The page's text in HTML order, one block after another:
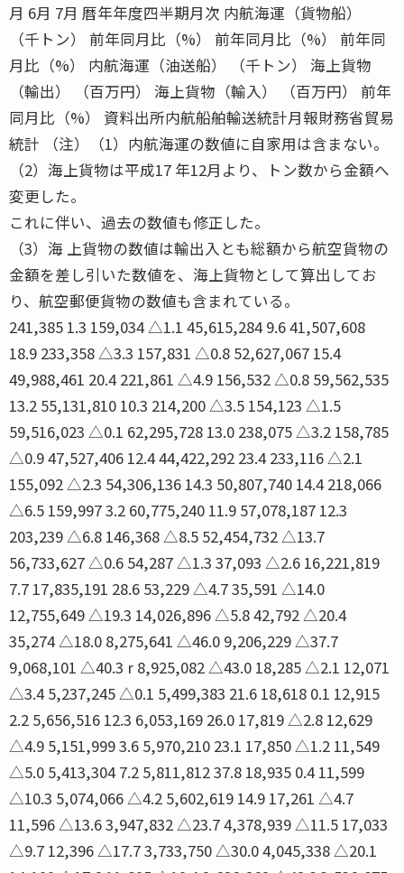
月 6月 7月 暦年年度四半期月次 内航海運（貨物船）
（千トン） 前年同月比（%） 前年同月比（%） 前年同
月比（%） 内航海運（油送船） （千トン） 海上貨物
（輸出） （百万円） 海上貨物（輸入） （百万円） 前年
同月比（%） 資料出所内航船舶輸送統計月報財務省貿易
統計 （注）（1）内航海運の数値に自家用は含まない。
（2）海上貨物は平成17 年12月より、トン数から金額へ
変更した。
これに伴い、過去の数値も修正した。
（3）海 上貨物の数値は輸出入とも総額から航空貨物の
金額を差し引いた数値を、海上貨物として算出してお
り、航空郵便貨物の数値も含まれている。
241,385 1.3 159,034 △1.1 45,615,284 9.6 41,507,608
18.9 233,358 △3.3 157,831 △0.8 52,627,067 15.4
49,988,461 20.4 221,861 △4.9 156,532 △0.8 59,562,535
13.2 55,131,810 10.3 214,200 △3.5 154,123 △1.5
59,516,023 △0.1 62,295,728 13.0 238,075 △3.2 158,785
△0.9 47,527,406 12.4 44,422,292 23.4 233,116 △2.1
155,092 △2.3 54,306,136 14.3 50,807,740 14.4 218,066
△6.5 159,997 3.2 60,775,240 11.9 57,078,187 12.3
203,239 △6.8 146,368 △8.5 52,454,732 △13.7
56,733,627 △0.6 54,287 △1.3 37,093 △2.6 16,221,819
7.7 17,835,191 28.6 53,229 △4.7 35,591 △14.0
12,755,649 △19.3 14,026,896 △5.8 42,792 △20.4
35,274 △18.0 8,275,641 △46.0 9,206,229 △37.7
9,068,101 △40.3 r 8,925,082 △43.0 18,285 △2.1 12,071
△3.4 5,237,245 △0.1 5,499,383 21.6 18,618 0.1 12,915
2.2 5,656,516 12.3 6,053,169 26.0 17,819 △2.8 12,629
△4.9 5,151,999 3.6 5,970,210 23.1 17,850 △1.2 11,549
△5.0 5,413,304 7.2 5,811,812 37.8 18,935 0.4 11,599
△10.3 5,074,066 △4.2 5,602,619 14.9 17,261 △4.7
11,596 △13.6 3,947,832 △23.7 4,378,939 △11.5 17,033
△9.7 12,396 △17.7 3,733,750 △30.0 4,045,338 △20.1